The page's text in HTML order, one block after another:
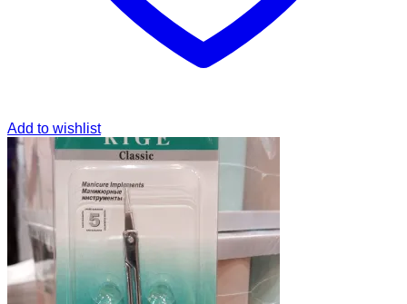
Add to wishlist